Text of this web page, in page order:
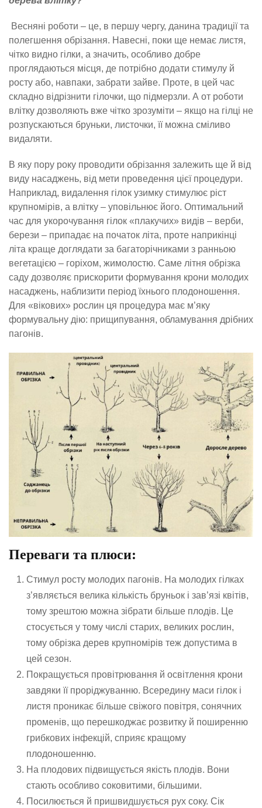
Весняні роботи – це, в першу чергу, данина традиції та
полегшення обрізання. Навесні, поки ще немає листя,
чітко видно гілки, а значить, особливо добре
проглядаються місця, де потрібно додати стимулу й
росту або, навпаки, забрати зайве. Проте, в цей час
складно відрізнити гілочки, що підмерзли. А от роботи
влітку дозволяють вже чітко зрозуміти – якщо на гілці не
розпускаються бруньки, листочки, її можна сміливо
видаляти.
В яку пору року проводити обрізання залежить ще й від
виду насаджень, від мети проведення цієї процедури.
Наприклад, видалення гілок узимку стимулює ріст
крупномірів, а влітку – уповільнює його. Оптимальний
час для укорочування гілок «плакучих» видів – верби,
берези – припадає на початок літа, проте наприкінці
літа краще доглядати за багаторічниками з ранньою
вегетацією – горіхом, жимолостю. Саме літня обрізка
саду дозволяє прискорити формування крони молодих
насаджень, наблизити період їхнього плодоношення.
Для «вікових» рослин ця процедура має м’яку
формувальну дію: прищипування, обламування дрібних
пагонів.
Переваги та плюси:
Стимул росту молодих пагонів. На молодих гілках
з’являється велика кількість бруньок і зав’язі квітів,
тому зрештою можна зібрати більше плодів. Це
стосується у тому числі старих, великих рослин,
тому обрізка дерев крупномірів теж допустима в
цей сезон.
Покращується провітрювання й освітлення крони
завдяки її проріджуванню. Всередину маси гілок і
листя проникає більше свіжого повітря, сонячних
променів, що перешкоджає розвитку й поширенню
грибкових інфекцій, сприяє кращому
плодоношенню.
На плодових підвищується якість плодів. Вони
стають особливо соковитими, більшими.
Посилюється й пришвидшується рух соку. Сік